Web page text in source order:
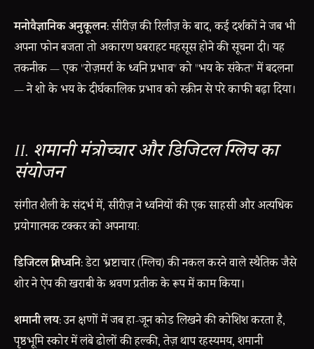
मनोवैज्ञानिक अनुकूलन:सीरीज़ की रिलीज़ के बाद, कई दर्शकों ने जब भी
अपना फोन बजता तो अकारण घबराहट महसूस होने की सूचना दी। यह
तकनीक — एक "रोज़मर्रा के ध्वनि प्रभाव" को "भय के संकेत" में बदलना
— ने शो के भय के दीर्घकालिक प्रभाव को स्क्रीन से परे काफी बढ़ा दिया।
II. शमानी मंत्रोच्चार और डिजिटल ग्लिच का
संयोजन
संगीत शैली के संदर्भ में, सीरीज़ ने ध्वनियों की एक साहसी और अत्यधिक
प्रयोगात्मक टक्कर को अपनाया:
डिजिटल प्रतिध्वनि:डेटा भ्रष्टाचार (ग्लिच) की नकल करने वाले स्थैतिक जैसे
शोर ने ऐप की खराबी के श्रवण प्रतीक के रूप में काम किया।
शमानी लय:उन क्षणों में जब हा-जून कोड लिखने की कोशिश करता है,
पृष्ठभूमि स्कोर में लंबे ढोलों की हल्की, तेज़ थाप रहस्यमय, शमानी